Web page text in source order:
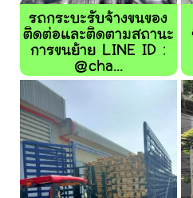
รถกระบะรับจ้างขนของ
ติดต่อและติดตามสถานะ
การขนย้าย LINE ID :
@cha...